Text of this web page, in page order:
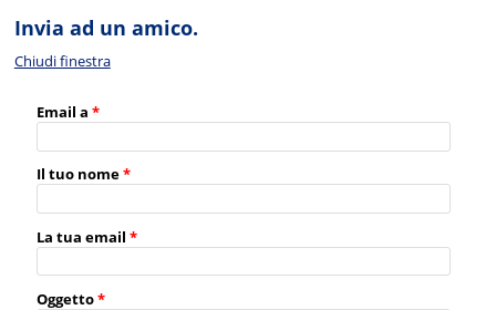
Invia ad un amico.
Chiudi finestra
Email a *
Il tuo nome*
La tua email *
Oggetto*